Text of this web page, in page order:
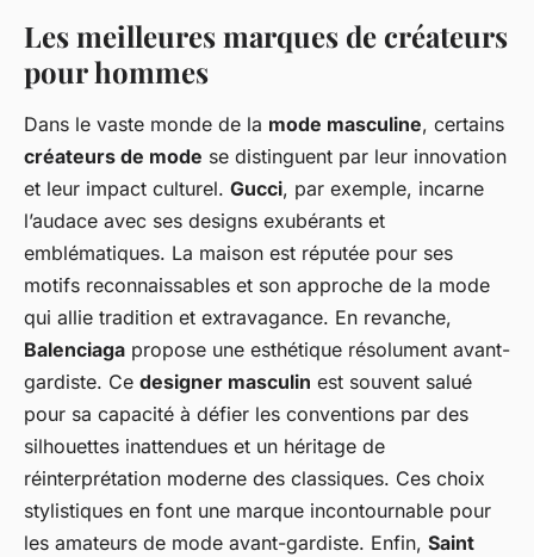
Les meilleures marques de créateurs
pour hommes
Dans le vaste monde de la mode masculine, certains
créateurs de mode se distinguent par leur innovation
et leur impact culturel. Gucci, par exemple, incarne
l’audace avec ses designs exubérants et
emblématiques. La maison est réputée pour ses
motifs reconnaissables et son approche de la mode
qui allie tradition et extravagance. En revanche,
Balenciaga propose une esthétique résolument avant-
gardiste. Ce designer masculin est souvent salué
pour sa capacité à défier les conventions par des
silhouettes inattendues et un héritage de
réinterprétation moderne des classiques. Ces choix
stylistiques en font une marque incontournable pour
les amateurs de mode avant-gardiste. Enfin, Saint